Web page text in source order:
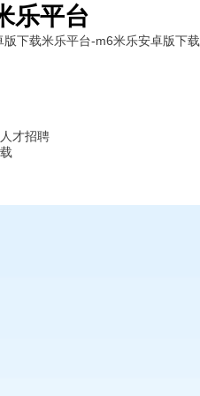
乐平台
版下载米乐平台-m6米乐安卓版下载
才招聘